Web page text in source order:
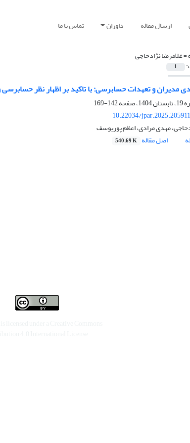
ارسال مقاله داوران تماس با ما
=غلامرضا نژادحاجی
1
مدیران و تعهدات حسابرسی: با تاکید بر اظهار نظر
142-169
10.22034/
مهدی مرادی، اعظم پوریوسف
اصل مقاله 540.69 K